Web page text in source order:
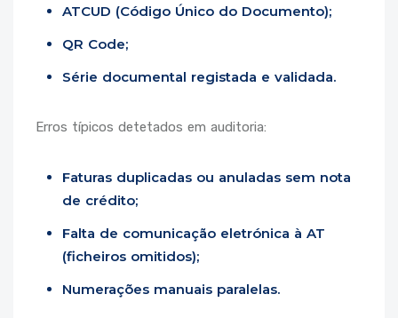
ATCUD (Código Único do Documento);
QR Code;
Série documental registada e validada.
Erros típicos detetados em auditoria:
Faturas duplicadas ou anuladas sem nota
de crédito;
Falta de comunicação eletrónica à AT
(ficheiros omitidos);
Numerações manuais paralelas.